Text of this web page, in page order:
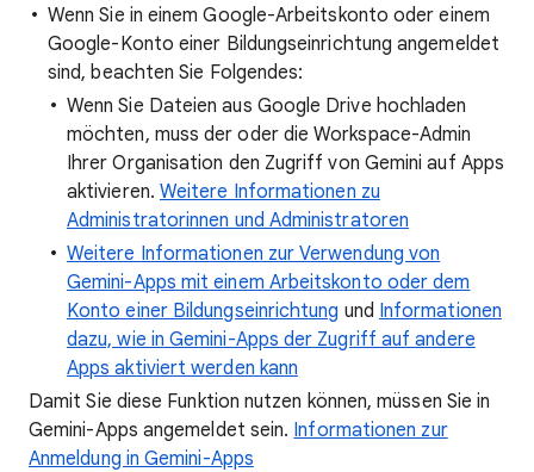
Wenn Sie in einem Google-Arbeitskonto oder einem
Google-Konto einer Bildungseinrichtung angemeldet
sind, beachten Sie Folgendes:
Wenn Sie Dateien aus Google Drive hochladen
möchten, muss der oder die Workspace-Admin
Ihrer Organisation den Zugriff von Gemini auf Apps
aktivieren. Weitere Informationen zu
Administratorinnen und Administratoren
Weitere Informationen zur Verwendung von
Gemini-Apps mit einem Arbeitskonto oder dem
Konto einer Bildungseinrichtung und Informationen
dazu, wie in Gemini-Apps der Zugriff auf andere
Apps aktiviert werden kann
Damit Sie diese Funktion nutzen können, müssen Sie in
Gemini-Apps angemeldet sein. Informationen zur
Anmeldung in Gemini-Apps